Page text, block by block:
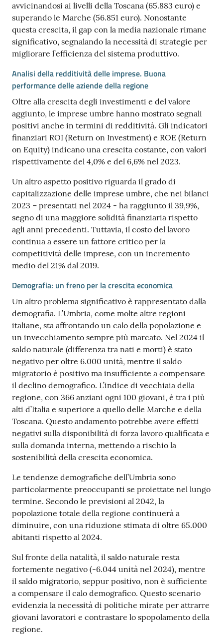
avvicinandosi ai livelli della Toscana (65.883 euro) e
superando le Marche (56.851 euro). Nonostante
questa crescita, il gap con la media nazionale rimane
significativo, segnalando la necessità di strategie per
migliorare l’efficienza del sistema produttivo.
Analisi della redditività delle imprese. Buona
performance delle aziende della regione
Oltre alla crescita degli investimenti e del valore
aggiunto, le imprese umbre hanno mostrato segnali
positivi anche in termini di redditività. Gli indicatori
finanziari ROI (Return on Investment) e ROE (Return
on Equity) indicano una crescita costante, con valori
rispettivamente del 4,0% e del 6,6% nel 2023.
Un altro aspetto positivo riguarda il grado di
capitalizzazione delle imprese umbre, che nei bilanci
2023 – presentati nel 2024 - ha raggiunto il 39,9%,
segno di una maggiore solidità finanziaria rispetto
agli anni precedenti. Tuttavia, il costo del lavoro
continua a essere un fattore critico per la
competitività delle imprese, con un incremento
medio del 21% dal 2019.
Demografia: un freno per la crescita economica
Un altro problema significativo è rappresentato dalla
demografia. L’Umbria, come molte altre regioni
italiane, sta affrontando un calo della popolazione e
un invecchiamento sempre più marcato. Nel 2024 il
saldo naturale (differenza tra nati e morti) è stato
negativo per oltre 6.000 unità, mentre il saldo
migratorio è positivo ma insufficiente a compensare
il declino demografico. L’indice di vecchiaia della
regione, con 366 anziani ogni 100 giovani, è tra i più
alti d’Italia e superiore a quello delle Marche e della
Toscana. Questo andamento potrebbe avere effetti
negativi sulla disponibilità di forza lavoro qualificata e
sulla domanda interna, mettendo a rischio la
sostenibilità della crescita economica.
Le tendenze demografiche dell’Umbria sono
particolarmente preoccupanti se proiettate nel lungo
termine. Secondo le previsioni al 2042, la
popolazione totale della regione continuerà a
diminuire, con una riduzione stimata di oltre 65.000
abitanti rispetto al 2024.
Sul fronte della natalità, il saldo naturale resta
fortemente negativo (-6.044 unità nel 2024), mentre
il saldo migratorio, seppur positivo, non è sufficiente
a compensare il calo demografico. Questo scenario
evidenzia la necessità di politiche mirate per attrarre
giovani lavoratori e contrastare lo spopolamento della
regione.